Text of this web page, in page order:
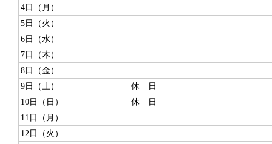
4日（月）
5日（火）
6日（水）
7日（木）
8日（金）
9日（土）
休 日
10日（日）
休 日
11日（月）
12日（火）